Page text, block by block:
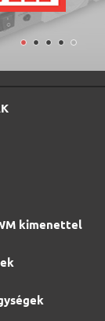
kimenettel